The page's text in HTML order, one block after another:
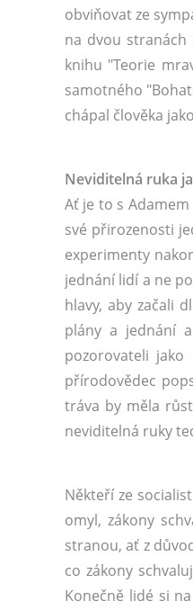
obviňovat ze
na dvou
knihu "Teorie
samotného
chápal člověka
Neviditelná ruka
Ať je to s
své přirozenosti
experimenty
jednání lidí a ne
hlavy, aby začali
plány a jednání
pozorovateli
přírodovědec
tráva by měla
neviditelná ruky
Někteří ze
omyl, zákony
stranou, ať z
co zákony
Konečně lidé si